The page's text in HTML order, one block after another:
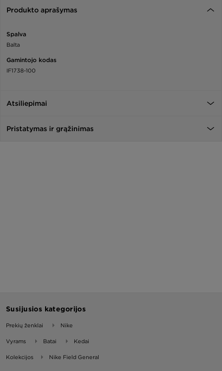
Produkto aprašymas
Spalva
Balta
Gamintojo kodas
IF1738-100
Atsiliepimai
Pristatymas ir grąžinimas
Susijusios kategorijos
Prekių ženklai Nike
Vyrams Batai Kedai
Kolekcijos Nike Field General